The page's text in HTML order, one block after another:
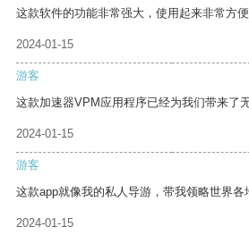
这款软件的功能非常强大，使用起来非常方便
2024-01-15
游客
这款加速器VPM应用程序已经为我们带来了
2024-01-15
游客
这款app就像我的私人导游，带我领略世界各
2024-01-15